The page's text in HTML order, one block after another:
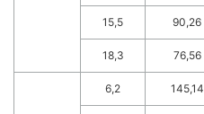
15,5 90,26
18,3 76,56
6,2 145,14